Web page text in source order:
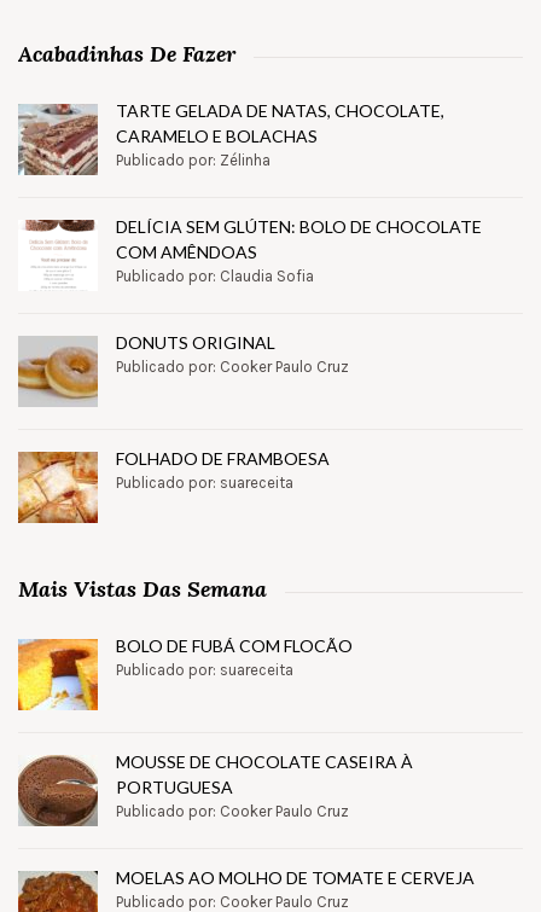
Acabadinhas De Fazer
TARTE GELADA DE NATAS, CHOCOLATE,
CARAMELO E BOLACHAS
Publicado por: Zélinha
DELÍCIA SEM GLÚTEN: BOLO DE CHOCOLATE
COM AMÊNDOAS
Publicado por: Claudia Sofia
DONUTS ORIGINAL
Publicado por: Cooker Paulo Cruz
FOLHADO DE FRAMBOESA
Publicado por: suareceita
Mais Vistas Das Semana
BOLO DE FUBÁ COM FLOCÃO
Publicado por: suareceita
MOUSSE DE CHOCOLATE CASEIRA À
PORTUGUESA
Publicado por: Cooker Paulo Cruz
MOELAS AO MOLHO DE TOMATE E CERVEJA
Publicado por: Cooker Paulo Cruz